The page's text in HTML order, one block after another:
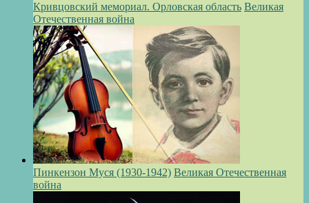
Кривцовский мемориал. Орловская область Великая
Отечественная война
Пинкензон Муся (1930-1942) Великая Отечественная
война